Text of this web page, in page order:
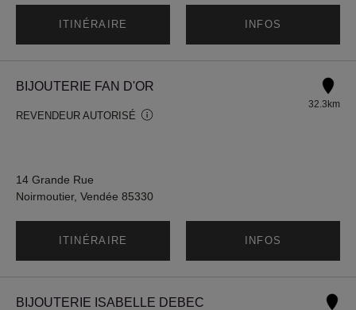
ITINÉRAIRE INFOS
BIJOUTERIE FAN D'OR
REVENDEUR AUTORISÉ
32.3km
14 Grande Rue
Noirmoutier, Vendée 85330
ITINÉRAIRE INFOS
BIJOUTERIE ISABELLE DEBEC